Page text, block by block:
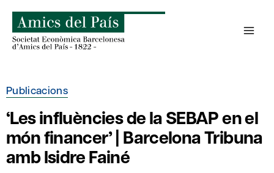
content
Publicacions
‘Les influències de la SEBAP en el
món financer’ | Barcelona Tribuna
amb Isidre Fainé